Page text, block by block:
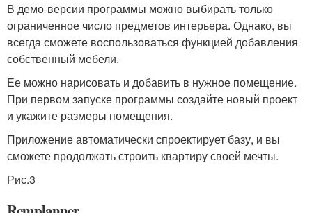
В демо-версии программы можно выбирать только
ограниченное число предметов интерьера. Однако, вы
всегда сможете воспользоваться функцией добавления
собственный мебели.
Ее можно нарисовать и добавить в нужное помещение.
При первом запуске программы создайте новый проект
и укажите размеры помещения.
Приложение автоматически спроектирует базу, и вы
сможете продолжать строить квартиру своей мечты.
Рис.3